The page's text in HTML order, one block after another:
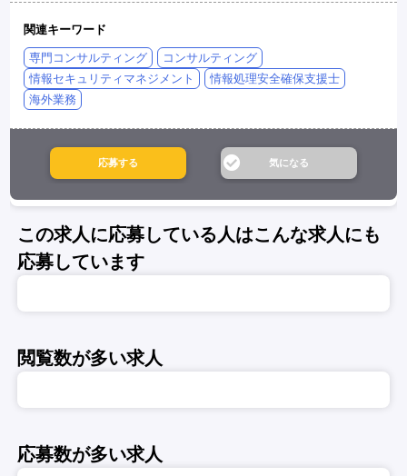
関連キーワード
専門コンサルティング
コンサルティング
情報セキュリティマネジメント
情報処理安全確保支援士
海外業務
この求人に応募している人はこんな求人にも
応募しています
閲覧数が多い求人
応募数が多い求人